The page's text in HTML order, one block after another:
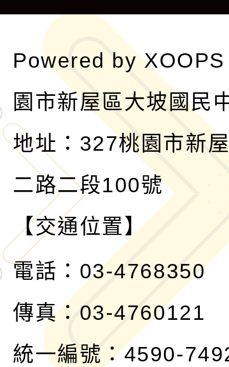
單
Powered byXOOPS
園市新屋區大坡國民
地址：327桃園市新
二路二段100號
【交通位置】
電話：03-4768350
傳真：03-4760121
統一編號：4590-